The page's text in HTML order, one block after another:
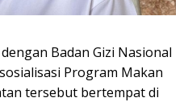
Badan Gizi Nasional
Program Makan
tersebut bertempat di